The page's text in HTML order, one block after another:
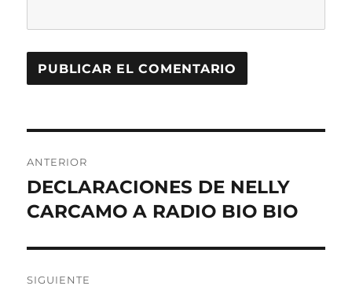
de
entradas
ANTERIOR
Entrada
anterior:
DECLARACIONES DE NELLY
CARCAMO A RADIO BIO BIO
SIGUIENTE